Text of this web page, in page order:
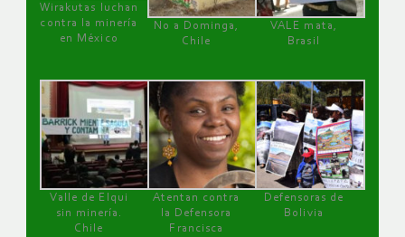
Wirakutas luchan
contra la minería
en México
No a Dominga,
Chile
VALE mata,
Brasil
Valle de Elqui
sin minería.
Chile
Atentan contra
la Defensora
Francisca
Defensoras de
Bolivia